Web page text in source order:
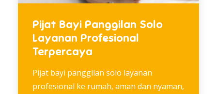
Pijat Bayi Panggilan Solo
Layanan Profesional
Terpercaya
Pijat bayi panggilan solo layanan
profesional ke rumah, aman dan nyaman,